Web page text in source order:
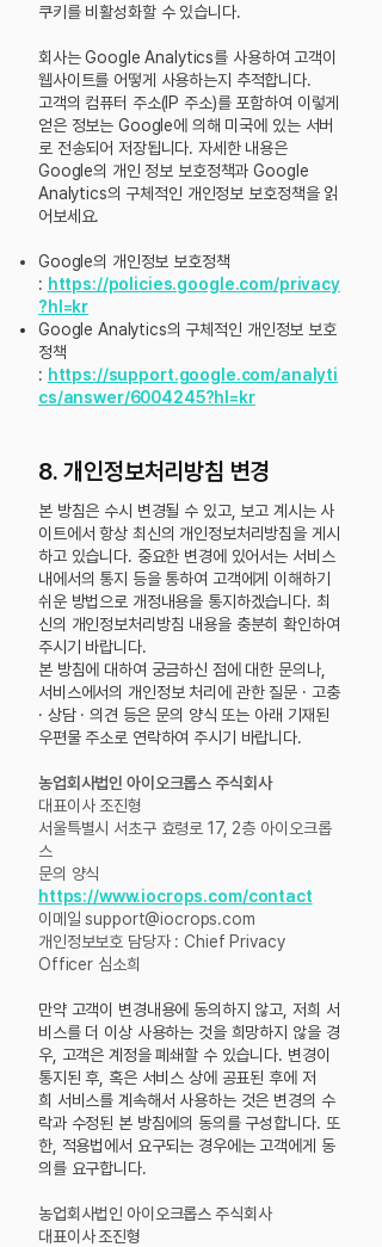
쿠키를 비활성화할 수 있습니다.
회사는 Google Analytics를 사용하여 고객이
웹사이트를 어떻게 사용하는지 추적합니다.
고객의 컴퓨터 주소(IP 주소)를 포함하여 이렇게
얻은 정보는 Google에 의해 미국에 있는 서버
로 전송되어 저장됩니다. 자세한 내용은
Google의 개인 정보 보호정책과 Google
Analytics의 구체적인 개인정보 보호정책을 읽
어보세요.
Google의 개인정보 보호정책
: https://policies.google.com/privacy
?hl=kr
Google Analytics의 구체적인 개인정보 보호
정책
: https://support.google.com/analyti
cs/answer/6004245?hl=kr
8. 개인정보처리방침 변경
본 방침은 수시 변경될 수 있고, 보고 계시는 사
이트에서 항상 최신의 개인정보처리방침을 게시
하고 있습니다. 중요한 변경에 있어서는 서비스
내에서의 통지 등을 통하여 고객에게 이해하기
쉬운 방법으로 개정내용을 통지하겠습니다. 최
신의 개인정보처리방침 내용을 충분히 확인하여
주시기 바랍니다.
본 방침에 대하여 궁금하신 점에 대한 문의나,
서비스에서의 개인정보 처리에 관한 질문 · 고충
· 상담 · 의견 등은 문의 양식 또는 아래 기재된
우편물 주소로 연락하여 주시기 바랍니다.
농업회사법인 아이오크롭스 주식회사
대표이사 조진형
서울특별시 서초구 효령로 17, 2층 아이오크롭
스
문의 양식
https://www.iocrops.com/contact
이메일support@iocrops.com
개인정보보호 담당자 : Chief Privacy
Officer 심소희
만약 고객이 변경내용에 동의하지 않고, 저희 서
비스를 더 이상 사용하는 것을 희망하지 않을 경
우, 고객은 계정을 폐쇄할 수 있습니다. 변경이
통지된 후, 혹은 서비스 상에 공표된 후에 저
희 서비스를 계속해서 사용하는 것은 변경의 수
락과 수정된 본 방침에의 동의를 구성합니다. 또
한, 적용법에서 요구되는 경우에는 고객에게 동
의를 요구합니다.
농업회사법인 아이오크롭스 주식회사
대표이사 조진형